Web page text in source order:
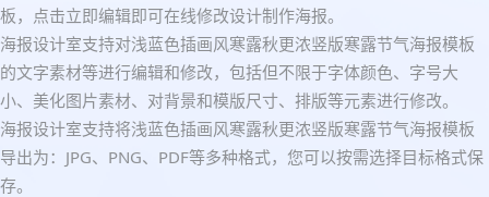
板，点击立即编辑即可在线修改设计制作海报。
海报设计室支持对浅蓝色插画风寒露秋更浓竖版寒露节气海报模板
的文字素材等进行编辑和修改，包括但不限于字体颜色、字号大
小、美化图片素材、对背景和模版尺寸、排版等元素进行修改。
海报设计室支持将浅蓝色插画风寒露秋更浓竖版寒露节气海报模板
导出为：JPG、PNG、PDF等多种格式，您可以按需选择目标格式保
存。